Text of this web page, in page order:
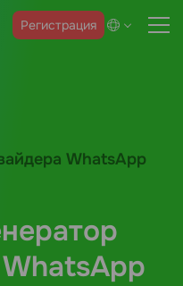
Регистрация
WhatsApp